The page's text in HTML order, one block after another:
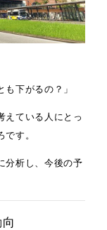
も下がるの？」
えている人にとっ
す。
分析し、今後の予